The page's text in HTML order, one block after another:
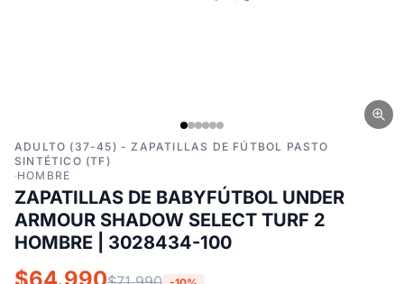
ADULTO (37-45) - ZAPATILLAS DE FÚTBOL PASTO
SINTÉTICO (TF)
·HOMBRE
ZAPATILLAS DE BABYFÚTBOL UNDER
ARMOUR SHADOW SELECT TURF 2
HOMBRE | 3028434-100